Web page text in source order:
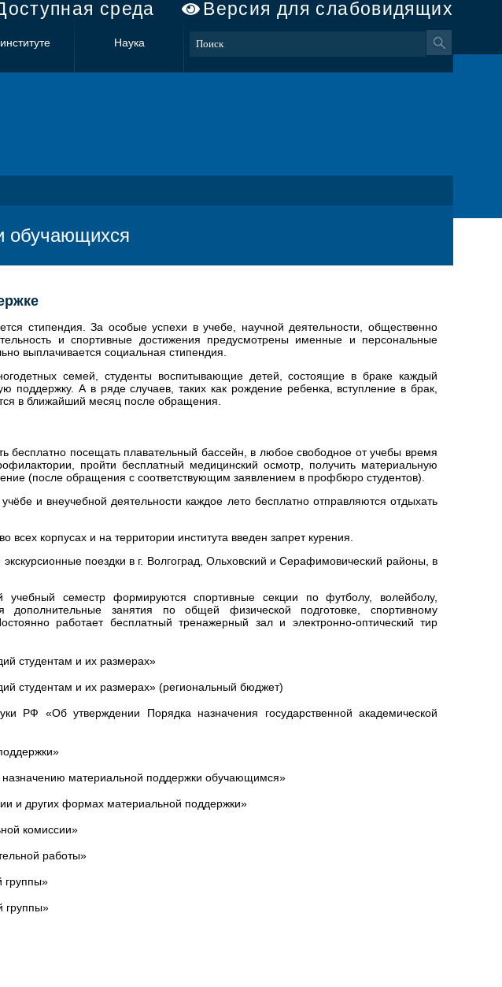
среда Версия для слабовидящих
Наука
обучающихся
стипендия. За особые успехи в учебе, научной деятельности, общественно
и спортивные достижения предусмотрены именные и персональные
выплачивается социальная стипендия.
семей, студенты воспитывающие детей, состоящие в браке каждый
поддержку. А в ряде случаев, таких как рождение ребенка, вступление в брак,
в ближайший месяц после обращения.
бесплатно посещать плавательный бассейн, в любое свободное от учебы время
пройти бесплатный медицинский осмотр, получить материальную
(после обращения с соответствующим заявлением в профбюро студентов).
и внеучебной деятельности каждое лето бесплатно отправляются отдыхать
корпусах и на территории института введен запрет курения.
поездки в г. Волгоград, Ольховский и Серафимовический районы, в
учебный семестр формируются спортивные секции по футболу, волейболу,
дополнительные занятия по общей физической подготовке, спортивному
работает бесплатный тренажерный зал и электронно-оптический тир
студентам и их размерах»
студентам и их размерах» (региональный бюджет)
РФ «Об утверждении Порядка назначения государственной академической
материальной поддержки обучающимся»
и других формах материальной поддержки»
комиссии»
работы»
группы»
группы»